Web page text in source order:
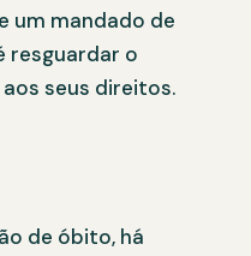
um mandado de
resguardar o
seus direitos.
de óbito, há